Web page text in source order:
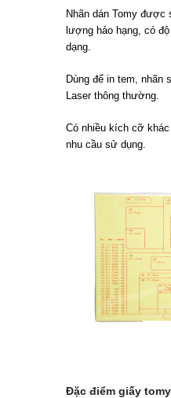
Nhãn dán Tomy
lượng hảo hạng, có
dạng.
Dùng để in tem, nhãn
Laser thông thường.
Có nhiều kích cỡ
nhu cầu sử dụng.
Đặc điểm giấy